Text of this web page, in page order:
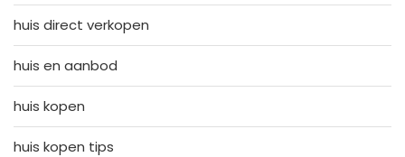
huis direct verkopen
huis en aanbod
huis kopen
huis kopen tips